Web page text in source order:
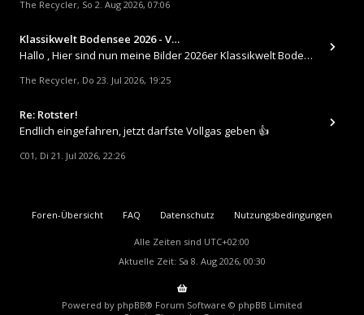
The Recycler, So 2. Aug 2026, 07:06
Klassikwelt Bodensee 2026 - V…
Hallo , Hier sind nun meine Bilder 2026er Klassikwelt Bodensee 😀 https://up.picr.de/51125547rb.jpg https://up.pi
The Recycler, Do 23. Jul 2026, 19:25
Re: Rotster!
Endlich eingefahren, jetzt darfste Vollgas geben 👍
C01, Di 21. Jul 2026, 22:26
Foren-Übersicht FAQ Datenschutz Nutzungsbedingungen
Alle Zeiten sind UTC+02:00
Aktuelle Zeit: Sa 8. Aug 2026, 00:30
Powered by phpBB® Forum Software © phpBB Limited